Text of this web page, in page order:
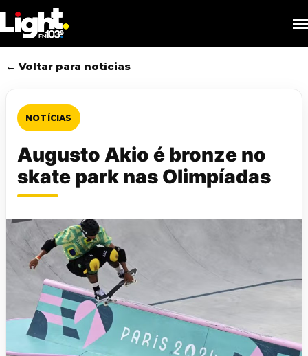
to
main
content
← Voltar para notícias
NOTÍCIAS
Augusto Akio é bronze no
skate park nas Olimpíadas